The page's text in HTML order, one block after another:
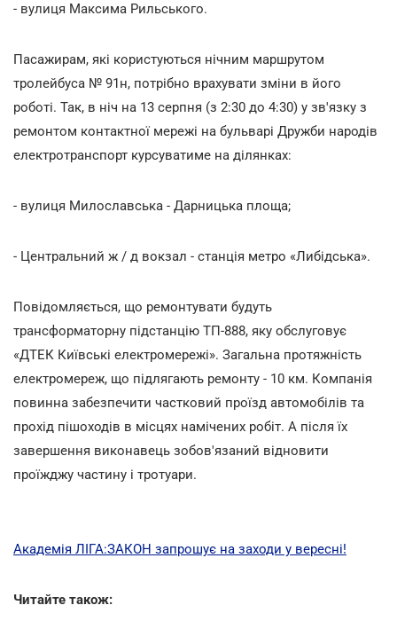
- вулиця Максима Рильського.
Пасажирам, які користуються нічним маршрутом
тролейбуса № 91н, потрібно врахувати зміни в його
роботі. Так, в ніч на 13 серпня (з 2:30 до 4:30) у зв'язку з
ремонтом контактної мережі на бульварі Дружби народів
електротранспорт курсуватиме на ділянках:
- вулиця Милославська - Дарницька площа;
- Центральний ж / д вокзал - станція метро «Либідська».
Повідомляється, що ремонтувати будуть
трансформаторну підстанцію ТП-888, яку обслуговує
«ДТЕК Київські електромережі». Загальна протяжність
електромереж, що підлягають ремонту - 10 км. Компанія
повинна забезпечити частковий проїзд автомобілів та
прохід пішоходів в місцях намічених робіт. А після їх
завершення виконавець зобов'язаний відновити
проїжджу частину і тротуари.
Академія ЛІГА:ЗАКОН запрошує на заходи у вересні!
Читайте також: